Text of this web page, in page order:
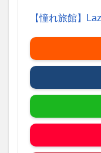
【憧れ旅館】